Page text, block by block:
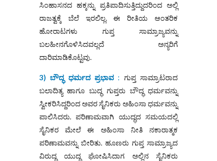
ಸಿಂಹಾಸನದ ಹಕ್ಕನ್ನು ಪ್ರತಿಪಾದಿಸುತ್ತಿದ್ದುದರಿಂದ ಅಲ್ಲಿ
ರಾಜತ್ವಕ್ಕೆ ಬೆಲೆ ಇರಲಿಲ್ಲ. ಈ ರೀತಿಯ ಆಂತರಿಕ
ಹೋರಾಟಗಳು ಗುಪ್ತ ಸಾಮ್ರಾಜ್ಯವನ್ನು
ಬಲಹೀನಗೊಳಿಸಿದವಲ್ಲದೆ ಅನ್ಯರಿಗೆ
ದಾರಿಮಾಡಿಕೊಟ್ಟವು.
3) ಬೌದ್ಧ ಧರ್ಮದ ಪ್ರಭಾವ : ಗುಪ್ತ ಸಾಮ್ರಾಟರಾದ
ಬಲಾದಿತ್ಯ ಹಾಗೂ ಬುದ್ಧ ಗುಪ್ತರು ಬೌದ್ಧ ಧರ್ಮವನ್ನು
ಸ್ವೀಕರಿಸಿದ್ದರಿಂದ ಅವರ ಸೈನಿಕರು ಅಹಿಂಸಾ ಧರ್ಮವನ್ನು
ಪಾಲಿಸಿದರು. ಪರಿಣಾಮವಾಗಿ ಯುದ್ಧದ ಸಮಯದಲ್ಲಿ
ಸೈನಿಕರ ಮೇಲೆ ಈ ಅಹಿಂಸಾ ನೀತಿ ನಕಾರಾತ್ಮಕ
ಪರಿಣಾಮವನ್ನು ಬೀರಿತು. ಹೂಣರು ಗುಪ್ತ ಸಾಮ್ರಾಜ್ಯದ
ವಿರುದ್ಧ ಯುದ್ಧ ಘೋಷಿಸಿದಾಗ ಅಲ್ಲಿನ ಸೈನಿಕರು